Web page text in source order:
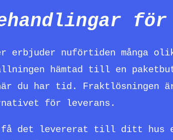
för
nuförtiden många
hämtad till en
du har tid. Fraktlösningen
för leverans.
få det levererat till ditt hus